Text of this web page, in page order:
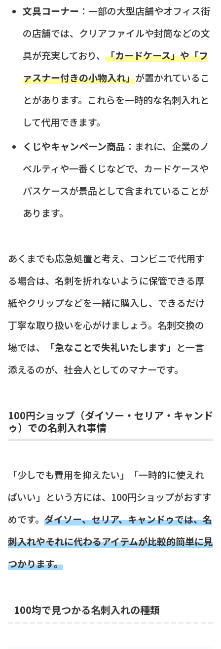
文具コーナー ：一部の大型店舗やオフィス街
の店舗では、クリアファイルや封筒などの文
具が充実しており、 「カードケース」や「フ
ァスナー付きの小物入れ」が置かれているこ
とがあります。これらを一時的な名刺入れと
して代用できます。
くじやキャンペーン商品 ：まれに、企業のノ
ベルティや一番くじなどで、カードケースや
パスケースが景品として含まれていることが
あります。
あくまでも応急処置と考え、コンビニで代用す
る場合は、名刺を折れないように保管できる厚
紙やクリップなどを一緒に購入し、できるだけ
丁寧な取り扱いを心がけましょう。名刺交換の
場では、
「急なことで失礼いたします」 と一言
添えるのが、社会人としてのマナーです。
100円ショップ（ダイソー・セリア・キャンド
ゥ）での名刺入れ事情
「少しでも費用を抑えたい」「一時的に使えれ
ばいい」という方には、100円ショップがおすす
めです。 ダイソー、セリア、キャンドゥでは、名
刺入れやそれに代わるアイテムが比較的簡単に見
つかります。
100均で見つかる名刺入れの種類